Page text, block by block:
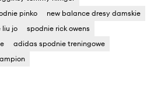
pinko
new balance dresy damskie
liu jo
spodnie rick owens
adidas spodnie treningowe